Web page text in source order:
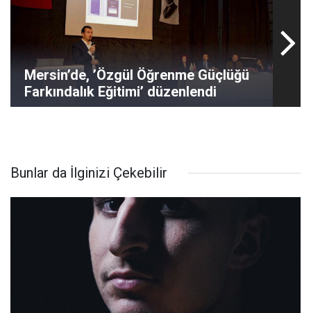
Mersin’de, ’Özgül Öğrenme Güçlüğü
Farkındalık Eğitimi’ düzenlendi
Bunlar da İlginizi Çekebilir